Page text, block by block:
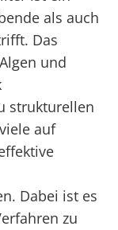
als auch
Das
und
strukturellen
auf
Dabei ist es
zu